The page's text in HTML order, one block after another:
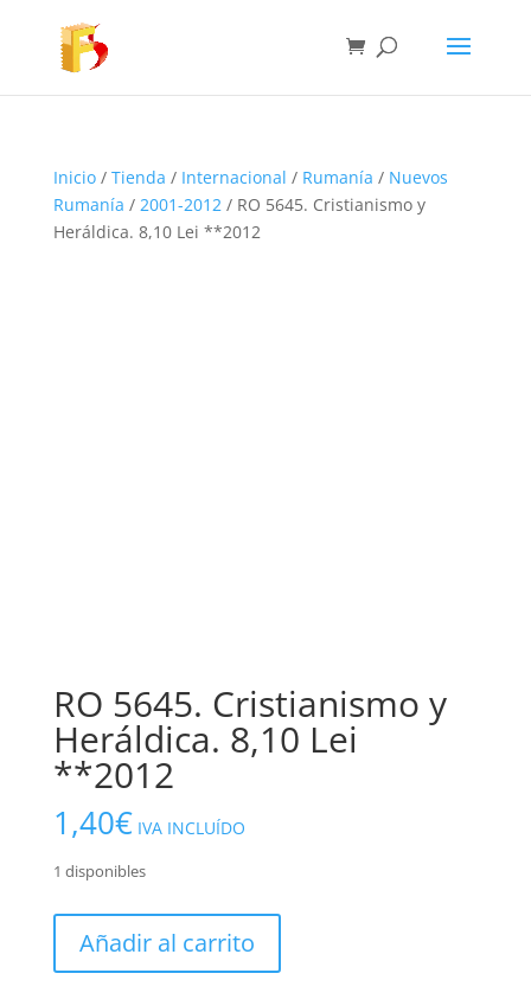
Inicio/ Tienda / Internacional / Rumanía / Nuevos
Rumanía / 2001-2012/ RO 5645. Cristianismo y
Heráldica. 8,10 Lei **2012
RO 5645. Cristianismo y
Heráldica. 8,10 Lei
**2012
1,40€ IVA INCLUÍDO
1 disponibles
5645.Añadir al carrito